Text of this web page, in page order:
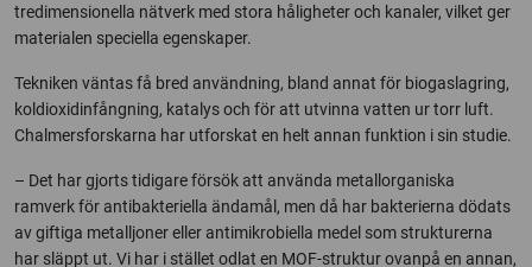
tredimensionella nätverk med stora håligheter och kanaler, vilket ger
materialen speciella egenskaper.
Tekniken väntas få bred användning, bland annat för biogaslagring,
koldioxidinfångning, katalys och för att utvinna vatten ur torr luft.
Chalmersforskarna har utforskat en helt annan funktion i sin studie.
– Det har gjorts tidigare försök att använda metallorganiska
ramverk för antibakteriella ändamål, men då har bakterierna dödats
av giftiga metalljoner eller antimikrobiella medel som strukturerna
har släppt ut. Vi har i stället odlat en MOF-struktur ovanpå en annan,